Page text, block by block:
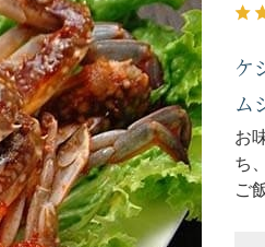
ケ
ム
お
ち、
ご